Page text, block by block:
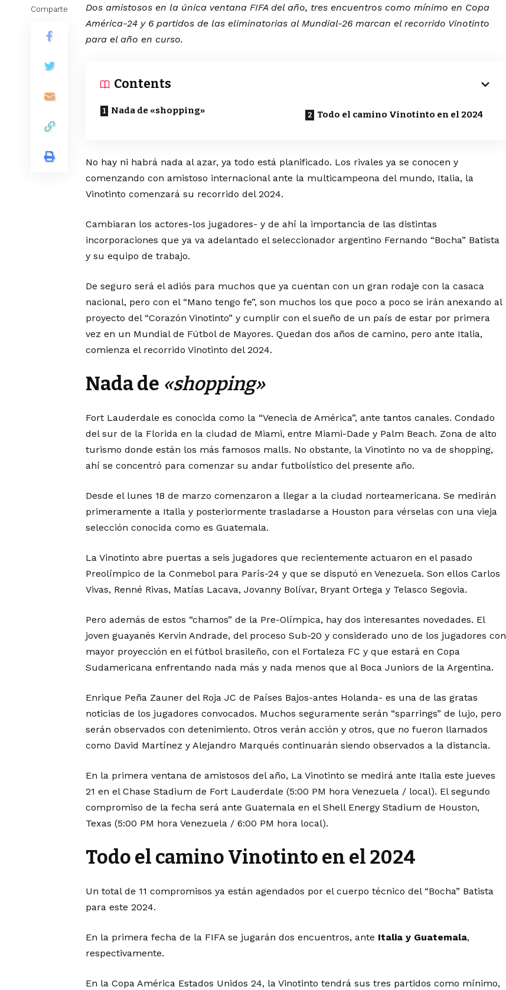
Comparte
Dos amistosos en la única ventana FIFA del año, tres encuentros como mínimo en Copa
América-24 y 6 partidos de las eliminatorias al Mundial-26 marcan el recorrido Vinotinto
para el año en curso.
Contents
Nada de «shopping» Todo el camino Vinotinto en el 2024
No hay ni habrá nada al azar, ya todo está planificado. Los rivales ya se conocen y
comenzando con amistoso internacional ante la multicampeona del mundo, Italia, la
Vinotinto comenzará su recorrido del 2024.
Cambiaran los actores-los jugadores- y de ahí la importancia de las distintas
incorporaciones que ya va adelantado el seleccionador argentino Fernando “Bocha” Batista
y su equipo de trabajo.
De seguro será el adiós para muchos que ya cuentan con un gran rodaje con la casaca
nacional, pero con el “Mano tengo fe”, son muchos los que poco a poco se irán anexando al
proyecto del “Corazón Vinotinto” y cumplir con el sueño de un país de estar por primera
vez en un Mundial de Fútbol de Mayores. Quedan dos años de camino, pero ante Italia,
comienza el recorrido Vinotinto del 2024.
Nada de «shopping»
Fort Lauderdale es conocida como la “Venecia de América”, ante tantos canales. Condado
del sur de la Florida en la ciudad de Miami, entre Miami-Dade y Palm Beach. Zona de alto
turismo donde están los más famosos malls. No obstante, la Vinotinto no va de shopping,
ahí se concentró para comenzar su andar futbolístico del presente año.
Desde el lunes 18 de marzo comenzaron a llegar a la ciudad norteamericana. Se medirán
primeramente a Italia y posteriormente trasladarse a Houston para vérselas con una vieja
selección conocida como es Guatemala.
La Vinotinto abre puertas a seis jugadores que recientemente actuaron en el pasado
Preolímpico de la Conmebol para París-24 y que se disputó en Venezuela. Son ellos Carlos
Vivas, Renné Rivas, Matías Lacava, Jovanny Bolívar, Bryant Ortega y Telasco Segovia.
Pero además de estos “chamos” de la Pre-Olímpica, hay dos interesantes novedades. El
joven guayanés Kervin Andrade, del proceso Sub-20 y considerado uno de los jugadores con
mayor proyección en el fútbol brasileño, con el Fortaleza FC y que estará en Copa
Sudamericana enfrentando nada más y nada menos que al Boca Juniors de la Argentina.
Enrique Peña Zauner del Roja JC de Países Bajos-antes Holanda- es una de las gratas
noticias de los jugadores convocados. Muchos seguramente serán “sparrings” de lujo, pero
serán observados con detenimiento. Otros verán acción y otros, que no fueron llamados
como David Martínez y Alejandro Marqués continuarán siendo observados a la distancia.
En la primera ventana de amistosos del año, La Vinotinto se medirá ante Italia este jueves
21 en el Chase Stadium de Fort Lauderdale (5:00 PM hora Venezuela / local). El segundo
compromiso de la fecha será ante Guatemala en el Shell Energy Stadium de Houston,
Texas (5:00 PM hora Venezuela / 6:00 PM hora local).
Todo el camino Vinotinto en el 2024
Un total de 11 compromisos ya están agendados por el cuerpo técnico del “Bocha” Batista
para este 2024.
En la primera fecha de la FIFA se jugarán dos encuentros, ante Italia y Guatemala,
respectivamente.
En la Copa América Estados Unidos 24, la Vinotinto tendrá sus tres partidos como mínimo,